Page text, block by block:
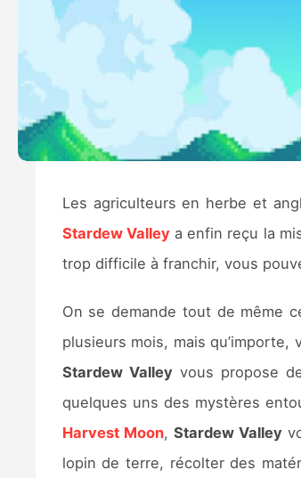
Les agriculteurs en herbe et
Stardew Valleya enfin reçu la
trop difficile à franchir, vous
On se demande tout de même
plusieurs mois, mais
Stardew Valleyvous propose
quelques uns des mystères
Harvest Moon, Stardew Valley
lopin de terre, récolter des